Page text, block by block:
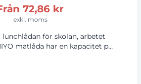
72,86 kr
exkl. moms
lunchlådan för skolan, arbetet
matlåda har en kapacitet på